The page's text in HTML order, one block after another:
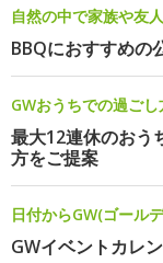
自然の中で家族や友
BBQにおすすめの
GWおうちでの過ご
最大12連休のおう
方をご提案
日付からGW(ゴール
GWイベントカレ